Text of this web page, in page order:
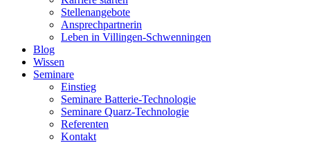
Stellenangebote
Ansprechpartnerin
Leben in Villingen-Schwenningen
Blog
Wissen
Seminare
Einstieg
Seminare Batterie-Technologie
Seminare Quarz-Technologie
Referenten
Kontakt